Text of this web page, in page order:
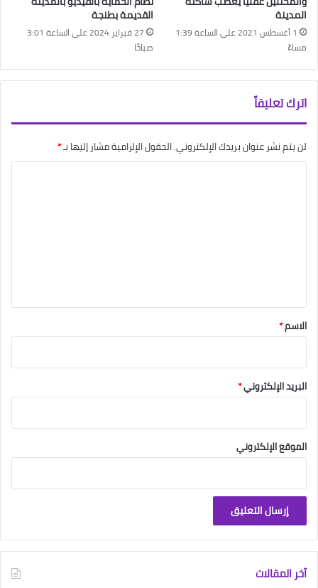
المدينة
1 أغسطس 2021 على الساعة 1:39
مساءً
القديمة بطنجة
27 فبراير 2024 على الساعة 3:01
صباحًا
اترك تعليقاً
لن يتم نشر عنوان بريدك الإلكتروني.الحقول الإلزامية مشار إليها بـ*
*
الاسم*
البريد الإلكتروني*
الموقع الإلكتروني
آخر المقالات